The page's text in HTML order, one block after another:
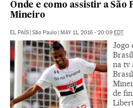
Onde e como assistir a São
Mineiro
EL PAÍS | São Paulo | MAY 11, 2016 - 20:09 EDT
Jogo
na tv
de